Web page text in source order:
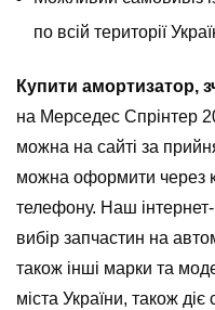
по всій території
Купити амортизатор,
на Мерседес Спрінтер
можна на сайті за
можна оформити через
телефону. Наш
вибір запчастин на
також інші марки та
міста України, також